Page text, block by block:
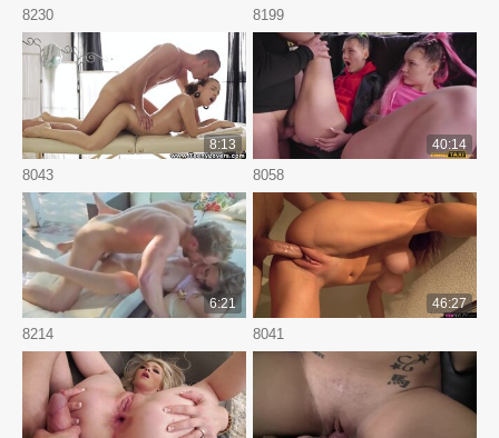
8230 8199
8043
8:13
8058
40:14
8214
6:21
8041
46:27